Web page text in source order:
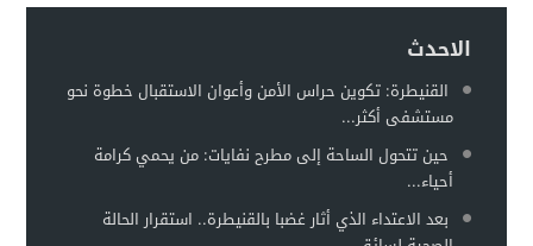
الاحدث
القنيطرة: تكوين حراس الأمن وأعوان الاستقبال خطوة نحو
مستشفى أكثر...
حين تتحول الساحة إلى مطرح نفايات: من يحمي كرامة
أحياء...
بعد الاعتداء الذي أثار غضبا بالقنيطرة.. استقرار الحالة